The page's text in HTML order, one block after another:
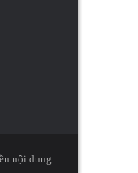
nội dung.